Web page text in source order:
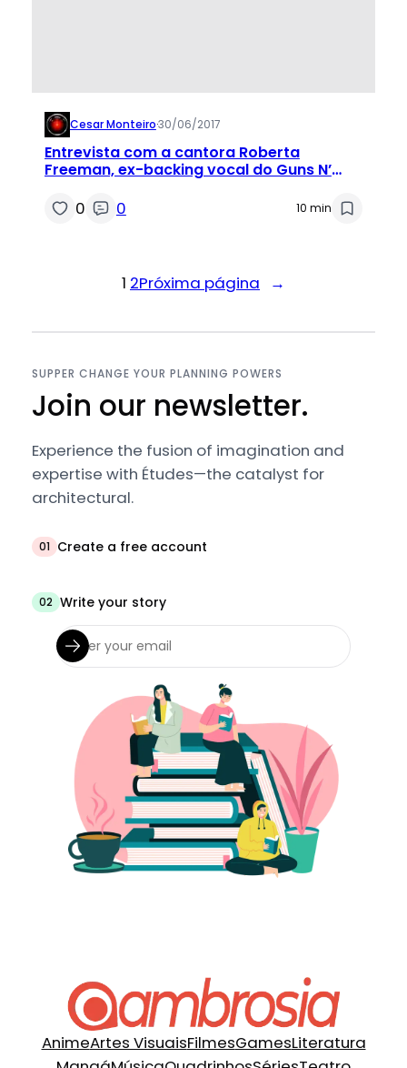
Cesar Monteiro·30/06/2017
Entrevista com a cantora Roberta
Freeman, ex-backing vocal do Guns N’
0 0 10 min
1 2Próxima página →
SUPPER CHANGE YOUR PLANNING POWERS
Join our newsletter.
Experience the fusion of imagination and
expertise with Études—the catalyst for
architectural.
01 Create a free account
02 Write your story
AnimeArtes VisuaisFilmesGamesLiteratura